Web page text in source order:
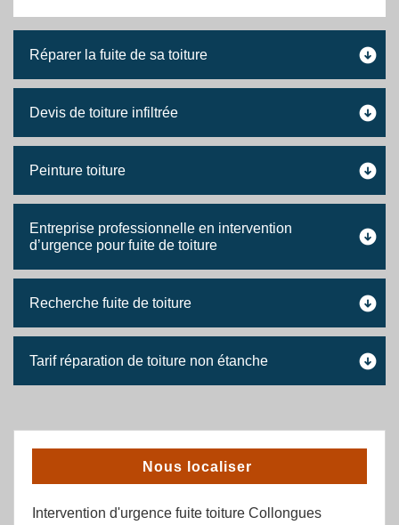
Réparer la fuite de sa toiture
Devis de toiture infiltrée
Peinture toiture
Entreprise professionnelle en intervention
d’urgence pour fuite de toiture
Recherche fuite de toiture
Tarif réparation de toiture non étanche
Nous localiser
Intervention d'urgence fuite toiture Collongues